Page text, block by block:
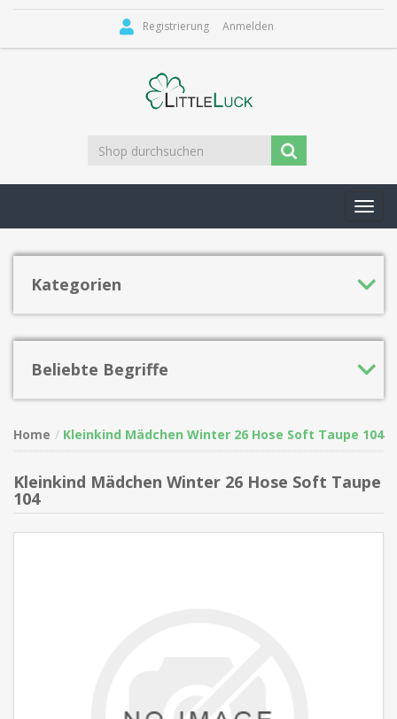
Registrierung Anmelden
Kategorien
Beliebte Begriffe
Home Kleinkind Mädchen Winter 26 Hose Soft Taupe 104
Kleinkind Mädchen Winter 26 Hose Soft Taupe
104